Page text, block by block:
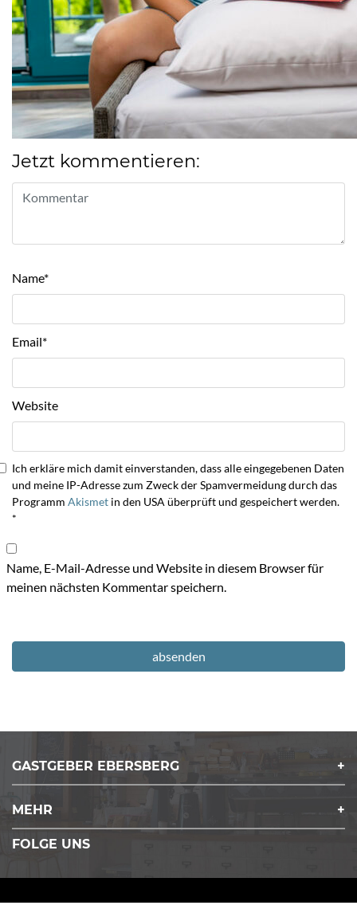
Jetzt kommentieren:
Name*
Email*
Website
Ich erkläre mich damit einverstanden, dass alle eingegebenen Daten
und meine IP-Adresse zum Zweck der Spamvermeidung durch das
Programm Akismet in den USA überprüft und gespeichert werden.
*
Name, E-Mail-Adresse und Website in diesem Browser für
meinen nächsten Kommentar speichern.
GASTGEBER EBERSBERG
MEHR
FOLGE UNS